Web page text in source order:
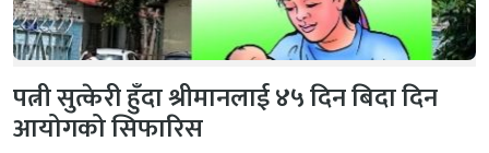
पत्नी सुत्केरी हुँदा श्रीमानलाई ४५ दिन बिदा दिन
आयोगको सिफारिस